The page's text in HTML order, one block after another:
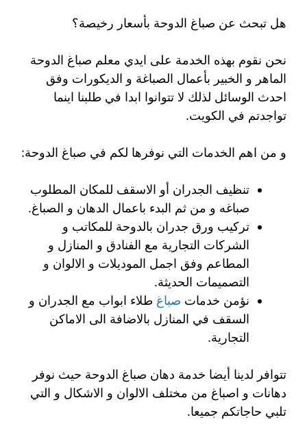
هل تبحث عن صباغ الدوحة بأسعار رخيصة؟
نحن نقوم بهذه الخدمة على ايدي معلم صباغ الدوحة
الماهر و الخبير بأعمال الصباغة و الديكورات وفق
احدث الوسائل لذلك لا تتوانوا ابدا في طلبنا اينما
تواجدتم في الكويت.
و من اهم الخدمات التي نوفرها لكم في صباغ الدوحة:
تنظيف الجدران أو الاسقف للمكان المطلوب
صباغه و من ثم البدء باعمال الدهان و الصباغ.
تركيب ورق جدران بالدوحة للمكاتب و
الشركات التجارية مع الفنادق و المنازل و
المطاعم وفق اجمل الموديلات و الالوان و
التصميمات الحديثة.
نؤمن خدمات صباغ طلاء ابواب مع الجدران و
السقف في المنازل بالاضافة الى الاماكن
التجارية.
تتوافر لدينا أيضا خدمة دهان صباغ الدوحة حيث نوفر
دهانات و اصباغ من مختلف الالوان و الاشكال و التي
تلبي حاجاتكم جميعا.